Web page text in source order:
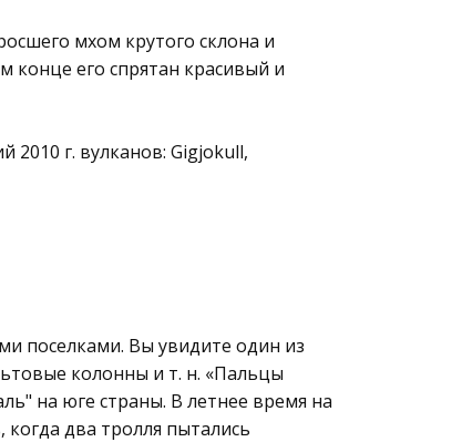
мхом крутого склона и
конце его спрятан красивый и
2010 г. вулканов: Gigjokull,
поселками. Вы увидите один из
колонны и т. н. «Пальцы
на юге страны. В летнее время на
два тролля пытались